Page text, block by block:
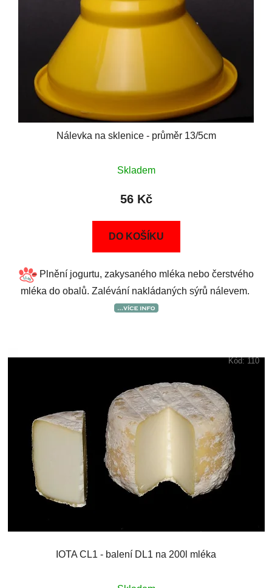
Nálevka na sklenice - průměr 13/5cm
Skladem
56 Kč
DO KOŠÍKU
Plnění jogurtu, zakysaného mléka nebo čerstvého
mléka do obalů. Zalévání nakládaných sýrů nálevem.
IOTA CL1 - balení DL1 na 200l mléka
Kód: 110